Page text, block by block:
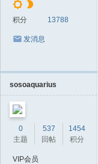
积分 13788
发消息
sosoaquarius
0
主题
537
回帖
1454
积分
VIP会员